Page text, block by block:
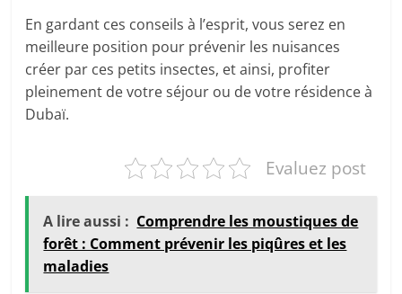
En gardant ces conseils à l’esprit, vous serez en
meilleure position pour prévenir les nuisances
créer par ces petits insectes, et ainsi, profiter
pleinement de votre séjour ou de votre résidence à
Dubaï.
Evaluez post
A lire aussi : Comprendre les moustiques de
forêt : Comment prévenir les piqûres et les
maladies